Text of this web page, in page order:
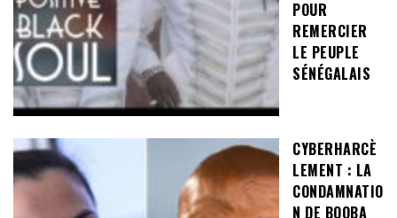
POUR
REMERCIER
LE PEUPLE
SÉNÉGALAIS
CYBERHARCÈ
LEMENT : LA
CONDAMNATIO
N DE BOOBA